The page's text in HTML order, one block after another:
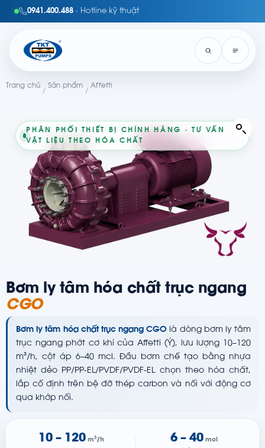
0941.400.488 · Hotline kỹ thuật
Trang chủ
/
Sản phẩm
/
Affetti
PHÂN PHỐI THIẾT BỊ CHÍNH HÃNG · TƯ VẤN
VẬT LIỆU THEO HÓA CHẤT
Bơm ly tâm hóa chất trục ngang
CGO
Bơm ly tâm hóa chất trục ngang CGO là dòng bơm ly tâm
trục ngang phớt cơ khí của Affetti (Ý), lưu lượng 10–120
m³/h, cột áp 6–40 mcl. Đầu bơm chế tạo bằng nhựa
nhiệt dẻo PP/PP-EL/PVDF/PVDF-EL chọn theo hóa chất,
lắp cố định trên bệ đỡ thép carbon và nối với động cơ
qua khớp nối.
10 – 120 m³/h 6 – 40 mcl